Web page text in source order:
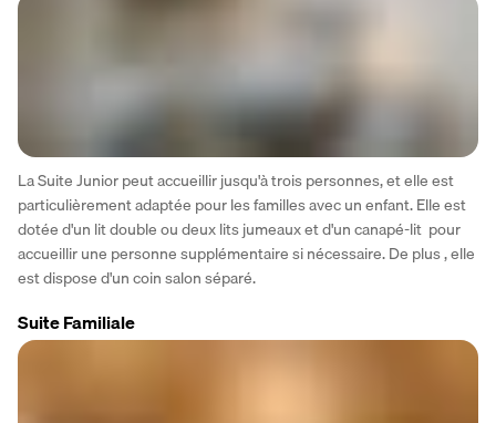
La Suite Junior peut accueillir jusqu'à trois personnes, et elle est
particulièrement adaptée pour les familles avec un enfant. Elle est
dotée d'un lit double ou deux lits jumeaux et d'un canapé-lit  pour
accueillir une personne supplémentaire si nécessaire. De plus , elle
est dispose d'un coin salon séparé.
Suite Familiale